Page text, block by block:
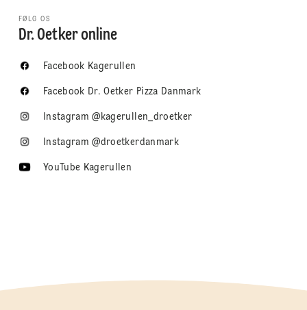
FØLG OS
Dr. Oetker online
Facebook Kagerullen
Facebook Dr. Oetker Pizza Danmark
Instagram @kagerullen_droetker
Instagram @droetkerdanmark
YouTube Kagerullen